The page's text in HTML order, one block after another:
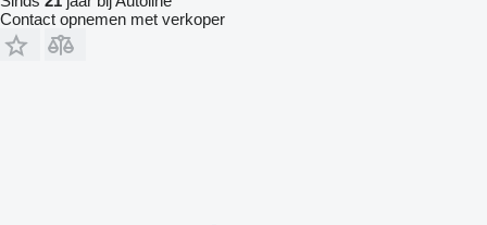
Contact opnemen met verkoper